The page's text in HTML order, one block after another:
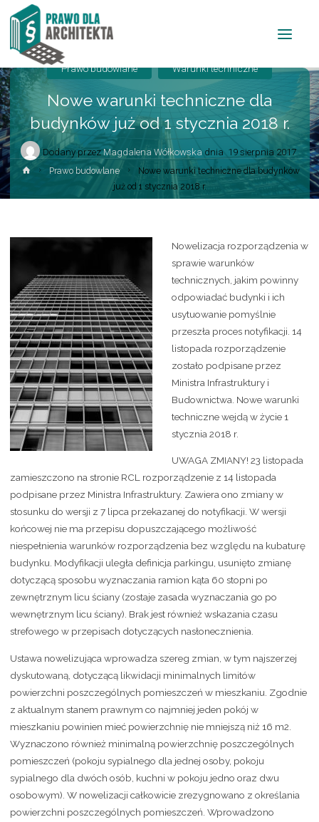
Nowe warunki techniczne dla
budynków już od 1 stycznia 2018 r.
Dodany przezMagdalena Wółkowska dnia 19 sierpnia 2017
Prawo budowlane Warunki techniczne
Prawo budowlane
Nowe warunki techniczne dla budynków
już od 1 stycznia 2018 r.
Nowelizacja rozporządzenia w
sprawie warunków
technicznych, jakim powinny
odpowiadać budynki i ich
usytuowanie pomyślnie
przeszła proces notyfikacji. 14
listopada rozporządzenie
zostało podpisane przez
Ministra Infrastruktury i
Budownictwa. Nowe warunki
techniczne wejdą w życie 1
stycznia 2018 r.
UWAGA ZMIANY! 23 listopada
zamieszczono na stronie RCL rozporządzenie z 14 listopada
podpisane przez Ministra Infrastruktury. Zawiera ono zmiany w
stosunku do wersji z 7 lipca przekazanej do notyfikacji. W wersji
końcowej nie ma przepisu dopuszczającego możliwość
niespełnienia warunków rozporządzenia bez względu na kubaturę
budynku. Modyfikacji uległa definicja parkingu, usunięto zmianę
dotyczącą sposobu wyznaczania ramion kąta 60 stopni po
zewnętrznym licu ściany (zostaje zasada wyznaczania go po
wewnętrznym licu ściany). Brak jest również wskazania czasu
strefowego w przepisach dotyczących nasłonecznienia.
Ustawa nowelizująca wprowadza szereg zmian, w tym najszerzej
dyskutowaną, dotyczącą likwidacji minimalnych limitów
powierzchni poszczególnych pomieszczeń w mieszkaniu. Zgodnie
z aktualnym stanem prawnym co najmniej jeden pokój w
mieszkaniu powinien mieć powierzchnię nie mniejszą niż 16 m2.
Wyznaczono również minimalną powierzchnię poszczególnych
pomieszczeń (pokoju sypialnego dla jednej osoby, pokoju
sypialnego dla dwóch osób, kuchni w pokoju jedno oraz dwu
osobowym). W nowelizacji całkowicie zrezygnowano z określania
powierzchni poszczególnych pomieszczeń. Wprowadzono